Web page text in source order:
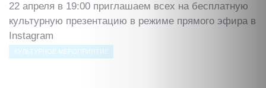
22 апреля в 19:00 приглашаем всех на бесплатную
культурную презентацию в режиме прямого эфира в
Instagram
КУЛЬТУРНОЕ МЕРОПРИЯТИЕ